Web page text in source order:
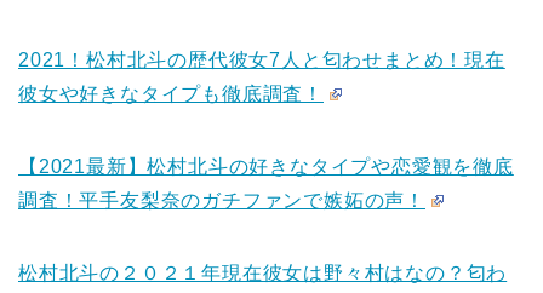
2021！松村北斗の歴代彼女7人と匂わせまとめ！現在
彼女や好きなタイプも徹底調査！
【2021最新】松村北斗の好きなタイプや恋愛観を徹底
調査！平手友梨奈のガチファンで嫉妬の声！
松村北斗の２０２１年現在彼女は野々村はなの？匂わ